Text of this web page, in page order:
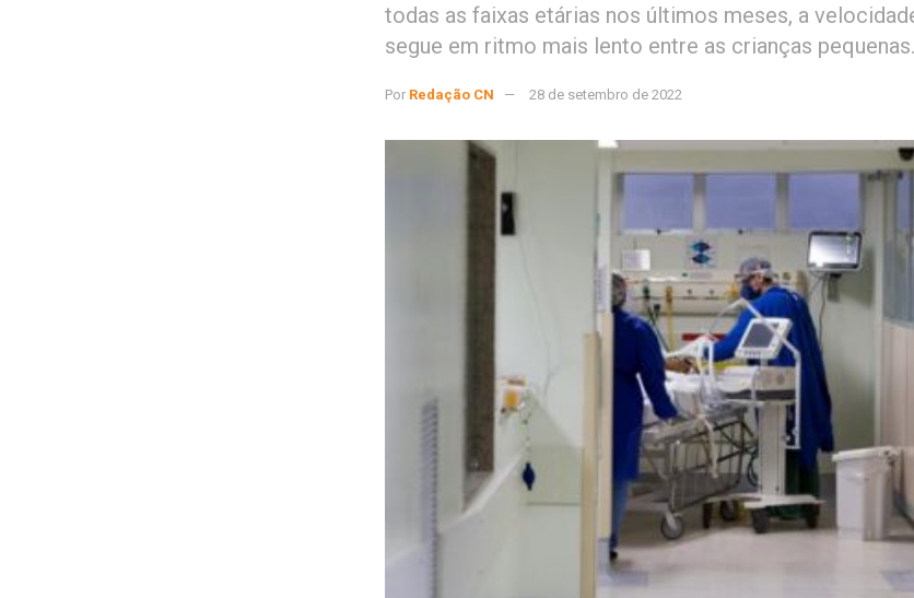
todas as faixas etárias nos últimos meses, a
segue em ritmo mais lento entre as crianças pequenas.
Por Redação CN 28 de setembro de 2022